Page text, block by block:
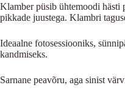
Klamber püsib ühtemoodi hästi
pikkade juustega. Klambri
Ideaalne fotosessiooniks,
kandmiseks.
Sarnane peavõru, aga sinist